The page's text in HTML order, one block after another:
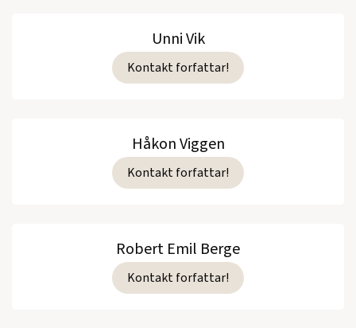
Unni Vik
Kontakt forfattar!
Håkon Viggen
Kontakt forfattar!
Robert Emil Berge
Kontakt forfattar!